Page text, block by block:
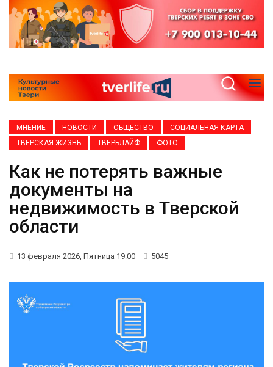
МНЕНИЕ НОВОСТИ ОБЩЕСТВО
СОЦИАЛЬНАЯ КАРТА
ТВЕРСКАЯ ЖИЗНЬ
ТВЕРЬЛАЙФ ФОТО
Как не потерять важные
документы на
недвижимость в Тверской
области
13 февраля 2026, Пятница 19:00 5045